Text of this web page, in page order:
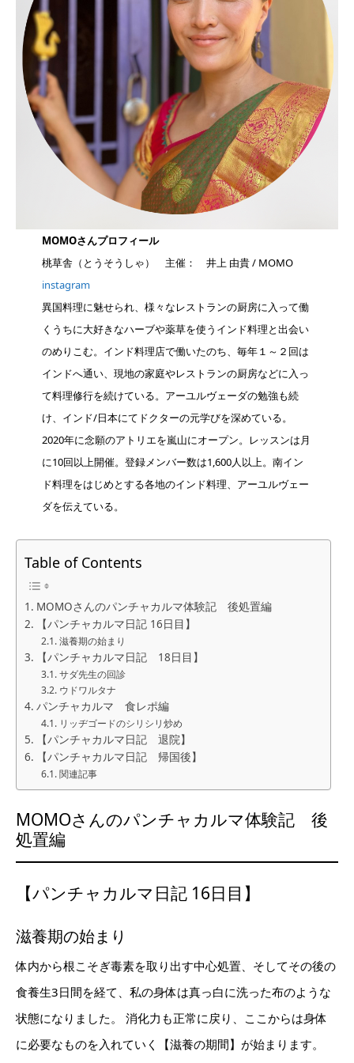
MOMOさんプロフィール
桃草舎（とうそうしゃ） 主催： 井上 由貴 / MOMO
instagram
異国料理に魅せられ、様々なレストランの厨房に入って働
くうちに大好きなハーブや薬草を使うインド料理と出会い
のめりこむ。インド料理店で働いたのち、毎年１～２回は
インドへ通い、現地の家庭やレストランの厨房などに入っ
て料理修行を続けている。アーユルヴェーダの勉強も続
け、インド/日本にてドクターの元学びを深めている。
2020年に念願のアトリエを嵐山にオープン。レッスンは月
に10回以上開催。登録メンバー数は1,600人以上。南イン
ド料理をはじめとする各地のインド料理、アーユルヴェー
ダを伝えている。
Table of Contents
MOMOさんのパンチャカルマ体験記 後処置編
【パンチャカルマ日記 16日目】
滋養期の始まり
【パンチャカルマ日記 18日目】
サダ先生の回診
ウドワルタナ
パンチャカルマ 食レポ編
リッヂゴードのシリシリ炒め
【パンチャカルマ日記 退院】
【パンチャカルマ日記 帰国後】
関連記事
MOMOさんのパンチャカルマ体験記 後
処置編
【パンチャカルマ日記 16日目】
滋養期の始まり
体内から根こそぎ毒素を取り出す中心処置、そしてその後の
食養生3日間を経て、私の身体は真っ白に洗った布のような
状態になりました。 消化力も正常に戻り、ここからは身体
に必要なものを入れていく【滋養の期間】が始まります。 ⁡